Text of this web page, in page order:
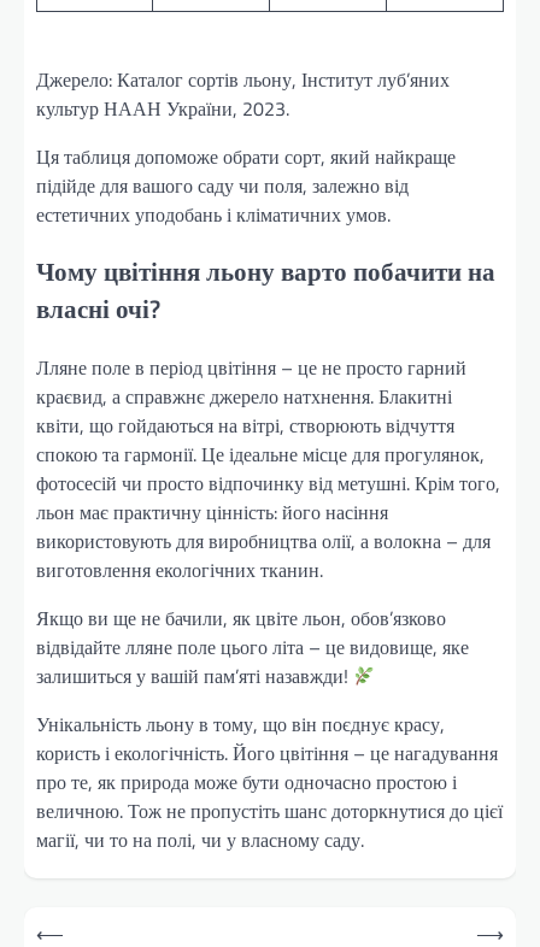
Джерело: Каталог сортів льону, Інститут луб’яних
культур НААН України, 2023.
Ця таблиця допоможе обрати сорт, який найкраще
підійде для вашого саду чи поля, залежно від
естетичних уподобань і кліматичних умов.
Чому цвітіння льону варто побачити на
власні очі?
Лляне поле в період цвітіння – це не просто гарний
краєвид, а справжнє джерело натхнення. Блакитні
квіти, що гойдаються на вітрі, створюють відчуття
спокою та гармонії. Це ідеальне місце для прогулянок,
фотосесій чи просто відпочинку від метушні. Крім того,
льон має практичну цінність: його насіння
використовують для виробництва олії, а волокна – для
виготовлення екологічних тканин.
Якщо ви ще не бачили, як цвіте льон, обов’язково
відвідайте лляне поле цього літа – це видовище, яке
залишиться у вашій пам’яті назавжди!
Унікальність льону в тому, що він поєднує красу,
користь і екологічність. Його цвітіння – це нагадування
про те, як природа може бути одночасно простою і
величною. Тож не пропустіть шанс доторкнутися до цієї
магії, чи то на полі, чи у власному саду.
Навігація
⟵ ⟶